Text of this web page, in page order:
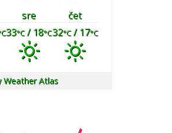
sre
čet
33°C/ 18°C32°C/ 17°C
Weather Atlas